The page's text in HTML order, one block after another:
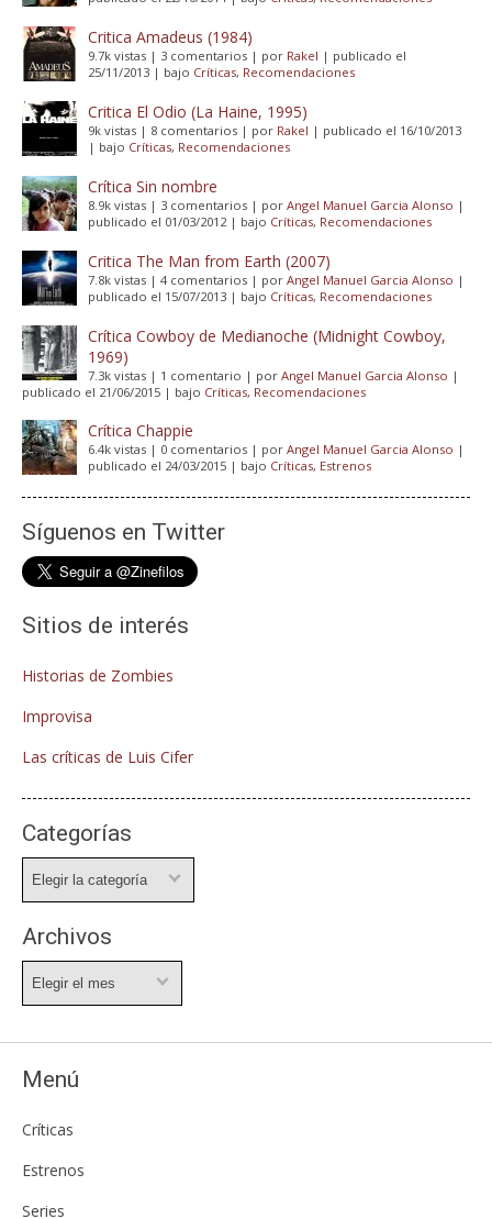
Critica Amadeus (1984)
9.7k vistas | 3 comentarios | por Rakel | publicado el
25/11/2013 | bajo Críticas, Recomendaciones
Critica El Odio (La Haine, 1995)
9k vistas | 8 comentarios | por Rakel | publicado el 16/10/2013
| bajo Críticas, Recomendaciones
Crítica Sin nombre
8.9k vistas | 3 comentarios | por Angel Manuel Garcia Alonso |
publicado el 01/03/2012 | bajo Críticas, Recomendaciones
Critica The Man from Earth (2007)
7.8k vistas | 4 comentarios | por Angel Manuel Garcia Alonso |
publicado el 15/07/2013 | bajo Críticas, Recomendaciones
Crítica Cowboy de Medianoche (Midnight Cowboy,
1969)
7.3k vistas | 1 comentario | por Angel Manuel Garcia Alonso |
publicado el 21/06/2015 | bajo Críticas, Recomendaciones
Crítica Chappie
6.4k vistas | 0 comentarios | por Angel Manuel Garcia Alonso |
publicado el 24/03/2015 | bajo Críticas, Estrenos
Síguenos en Twitter
Sitios de interés
Historias de Zombies
Improvisa
Las críticas de Luis Cifer
Categorías
Archivos
Menú
Críticas
Estrenos
Series